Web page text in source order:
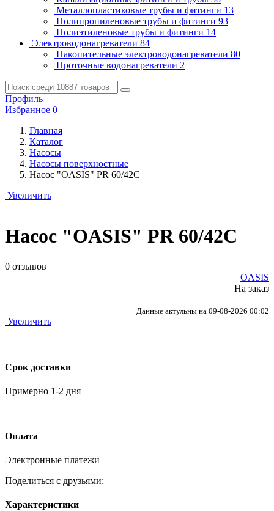
Металлопластиковые трубы и фитинги 13
Полипропиленовые трубы и фитинги 93
Полиэтиленовые трубы и фитинги 14
Электроводонагреватели 84
Накопительные электроводонагреватели 80
Проточные водонагреватели 2
Профиль
Избранное 0
Главная
Каталог
Насосы
Насосы поверхностные
Насос "OASIS" PR 60/42C
Увеличить
Насос "OASIS" PR 60/42C
0 отзывов
OASIS
На заказ
Данные актульны на 09-08-2026 00:02
Увеличить
Срок доставки
Примерно 1-2 дня
Оплата
Электронные платежи
Поделиться с друзьями:
Характеристики